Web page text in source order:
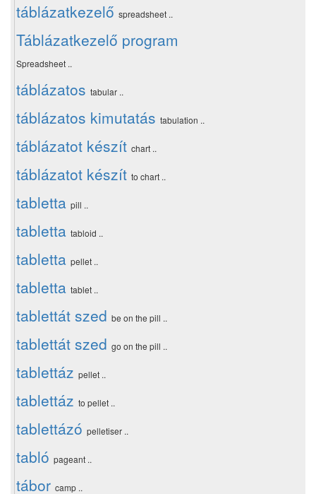
táblázatkezelő spreadsheet ..
Táblázatkezelő program
Spreadsheet ..
táblázatos tabular ..
táblázatos kimutatás tabulation ..
táblázatot készít chart ..
táblázatot készít to chart ..
tabletta pill ..
tabletta tabloid ..
tabletta pellet ..
tabletta tablet ..
tablettát szed be on the pill ..
tablettát szed go on the pill ..
tablettáz pellet ..
tablettáz to pellet ..
tablettázó pelletiser ..
tabló pageant ..
tábor camp ..